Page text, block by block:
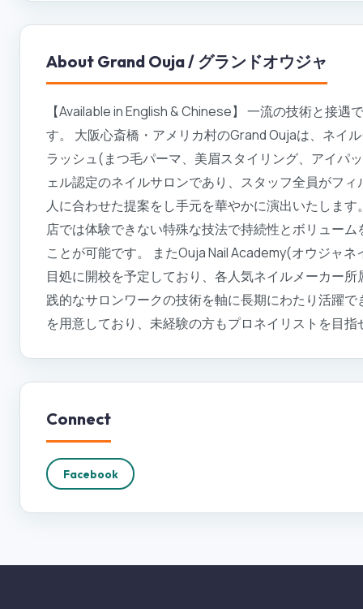
About Grand Ouja / グランドオウジャ
【Available in English & Chinese】 一流の技術と接
す。 大阪心斎橋・アメリカ村のGrand Oujaは、ネイ
ラッシュ(まつ毛パーマ、美眉スタイリング、アイパ
ェル認定のネイルサロンであり、スタッフ全員がフ
人に合わせた提案をし手元を華やかに演出いたしま
店では体験できない特殊な技法で持続性とボリュー
ことが可能です。 またOuja Nail Academy(オウジャ
目処に開校を予定しており、各人気ネイルメーカー
践的なサロンワークの技術を軸に長期にわたり活躍
を用意しており、未経験の方もプロネイリストを目
Connect
Facebook